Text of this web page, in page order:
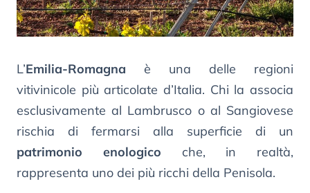
L’Emilia-Romagna è una delle regioni
vitivinicole più articolate d’Italia. Chi la associa
esclusivamente al Lambrusco o al Sangiovese
rischia di fermarsi alla superficie di un
patrimonio enologico che, in realtà,
rappresenta uno dei più ricchi della Penisola.